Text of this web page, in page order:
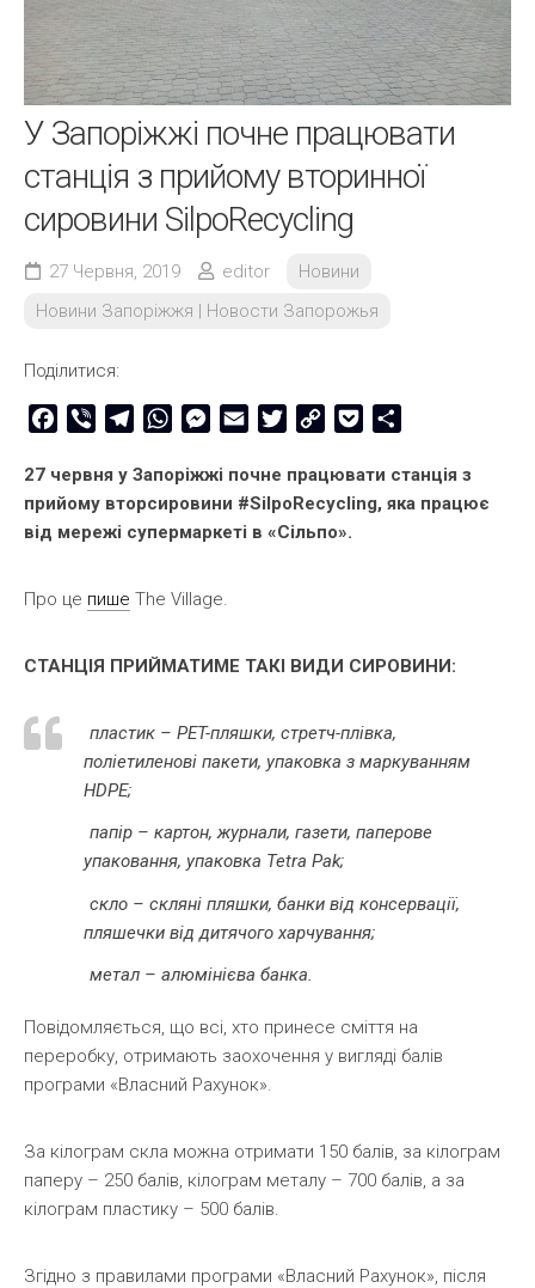
У Запоріжжі почне працювати
станція з прийому вторинної
сировини SilpoRecycling
27 Червня, 2019 editor
Новини
Новини Запоріжжя | Новости Запорожья
Поділитися:
Facebook
Viber TelegramWhatsAppMessenger
Email TwitterCopy
Pocket
27 червня у Запоріжжі почне працювати станція з
прийому вторсировини #SilpoRecycling, яка працює
від мережі супермаркеті в «Сільпо».
Про це пише Тhe Village.
СТАНЦІЯ ПРИЙМАТИМЕ ТАКІ ВИДИ СИРОВИНИ:
пластик – PET-пляшки, стретч-плівка,
поліетиленові пакети, упаковка з маркуванням
HDPE;
папір – картон, журнали, газети, паперове
упаковання, упаковка Tetra Pak;
скло – скляні пляшки, банки від консервації,
пляшечки від дитячого харчування;
метал – алюмінієва банка.
Повідомляється, що всі, хто принесе сміття на
переробку, отримають заохочення у вигляді балів
програми «Власний Рахунок».
За кілограм скла можна отримати 150 балів, за кілограм
паперу – 250 балів, кілограм металу – 700 балів, а за
кілограм пластику – 500 балів.
Згідно з правилами програми «Власний Рахунок», після